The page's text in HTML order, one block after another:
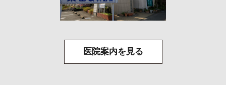
医院案内を見る